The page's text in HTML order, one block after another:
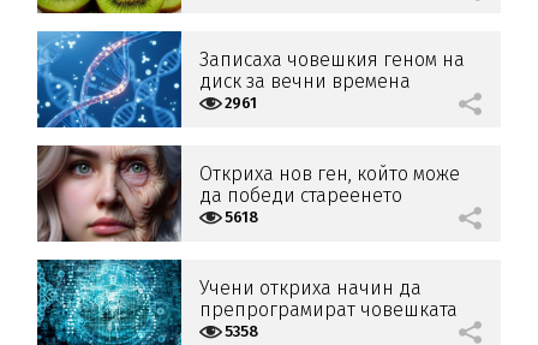
Записаха човешкия геном на
диск за вечни времена
2961
Откриха нов ген, който може
да победи стареенето
5618
Учени откриха начин да
препрограмират човешката
ДНК с електричество
5358